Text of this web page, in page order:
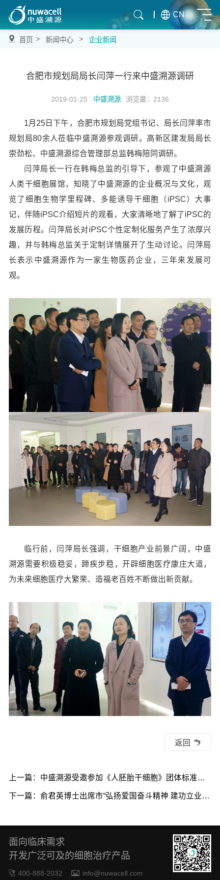
CN
首页 > 新闻中心 > 企业新闻
合肥市规划局局长闫萍一行来中盛溯源调研
2019-01-25 中盛溯源 浏览量：2136
1月25日下午，合肥市规划局党组书记、局长闫萍率市
规划局80余人莅临中盛溯源参观调研。高新区建发局局长
崇劲松、中盛溯源综合管理部总监韩梅陪同调研。
闫萍局长一行在韩梅总监的引导下，参观了中盛溯源
人类干细胞展馆，知晓了中盛溯源的企业概况与文化，观
览了细胞生物学里程碑、多能诱导干细胞（iPSC）大事
记，伴随iPSC介绍短片的观看，大家清晰地了解了iPSC的
发展历程。闫萍局长对iPSC个性定制化服务产生了浓厚兴
趣，并与韩梅总监关于定制详情展开了生动讨论。闫萍局
长表示中盛溯源作为一家生物医药企业，三年来发展可
观。
临行前，闫萍局长强调，干细胞产业前景广阔，中盛
溯源需要积极稳妥，蹄疾步稳，开辟细胞医疗康庄大道，
为未来细胞医疗大繁荣、造福老百姓不断做出新贡献。
返回
上一篇：中盛溯源受邀参加《人胚胎干细胞》团体标准发
布会暨《干细胞制剂及应用的标准化研究》项目启动会
下一篇：俞君英博士出席市“弘扬爱国奋斗精神 建功立业新
面向临床需求
开发广泛可及的细胞治疗产品
400-888-2032 info@nuwacell.com